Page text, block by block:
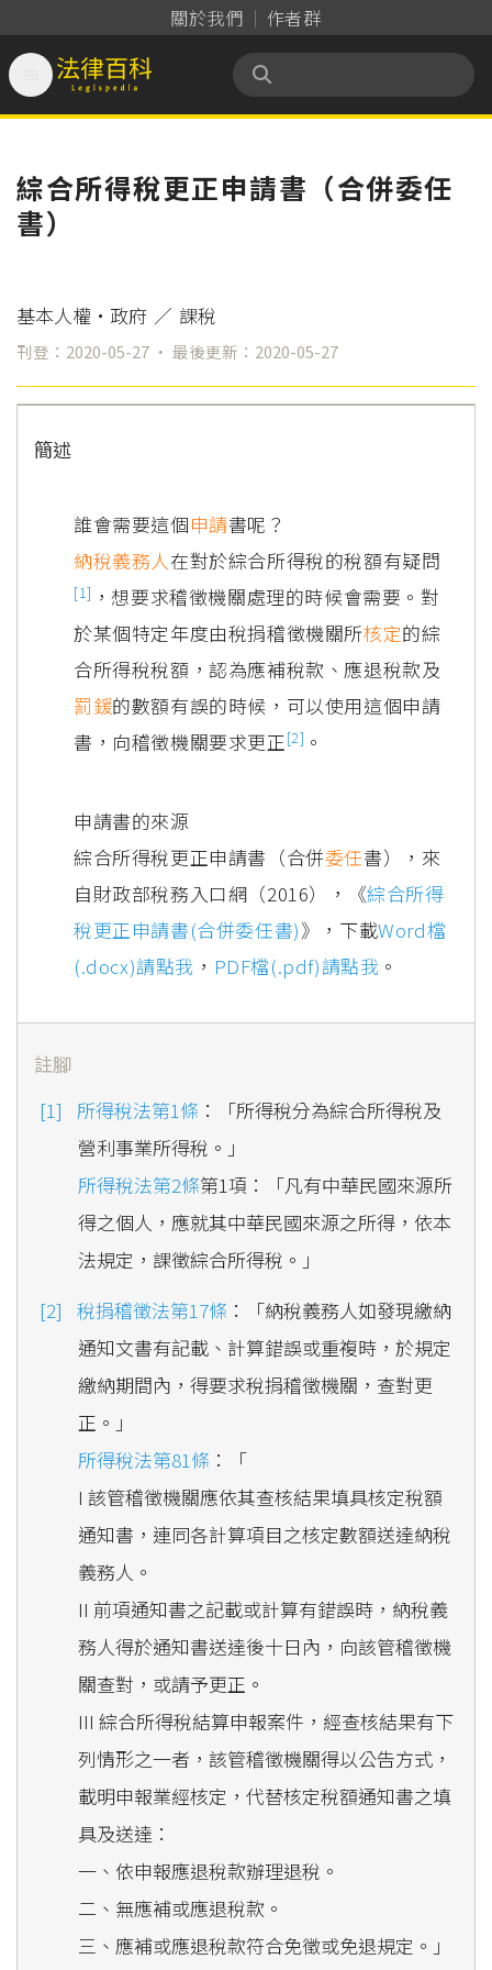
關於我們 作者群
法律百科 Legispedia
綜合所得稅更正申請書（合併委任
書）
基本人權‧政府 ／ 課稅
刊登：2020-05-27 ‧ 最後更新：2020-05-27
簡述
誰會需要這個申請書呢？
納稅義務人在對於綜合所得稅的稅額有疑問
[1] ，想要求稽徵機關處理的時候會需要。對
於某個特定年度由稅捐稽徵機關所核定的綜
合所得稅稅額，認為應補稅款、應退稅款及
罰鍰的數額有誤的時候，可以使用這個申請
書，向稽徵機關要求更正[2] 。
申請書的來源
綜合所得稅更正申請書（合併委任書），來
自財政部稅務入口網（2016），《綜合所得
稅更正申請書(合併委任書)》，下載Word檔
(.docx)請點我 ， PDF檔(.pdf)請點我 。
註腳
所得稅法第1條 ：「所得稅分為綜合所得稅及
營利事業所得稅。」
所得稅法第2條第1項：「凡有中華民國來源所
得之個人，應就其中華民國來源之所得，依本
法規定，課徵綜合所得稅。」
稅捐稽徵法第17條 ：「納稅義務人如發現繳納
通知文書有記載、計算錯誤或重複時，於規定
繳納期間內，得要求稅捐稽徵機關，查對更
正。」
所得稅法第81條 ：「
I 該管稽徵機關應依其查核結果填具核定稅額
通知書，連同各計算項目之核定數額送達納稅
義務人。
II 前項通知書之記載或計算有錯誤時，納稅義
務人得於通知書送達後十日內，向該管稽徵機
關查對，或請予更正。
III 綜合所得稅結算申報案件，經查核結果有下
列情形之一者，該管稽徵機關得以公告方式，
載明申報業經核定，代替核定稅額通知書之填
具及送達：
一、依申報應退稅款辦理退稅。
二、無應補或應退稅款。
三、應補或應退稅款符合免徵或免退規定。」